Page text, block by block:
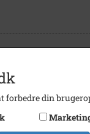
under
forbedre din